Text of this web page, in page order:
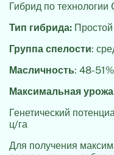
Гибрид по
Тип гибрида: Простой
Группа спелости:
Масличность: 48-51%
Максимальная
Генетический
ц/га
Для получения